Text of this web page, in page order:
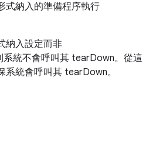
式納入的準備程序執行
納入設定而非
系統不會呼叫其 tearDown。從這
統會呼叫其 tearDown。